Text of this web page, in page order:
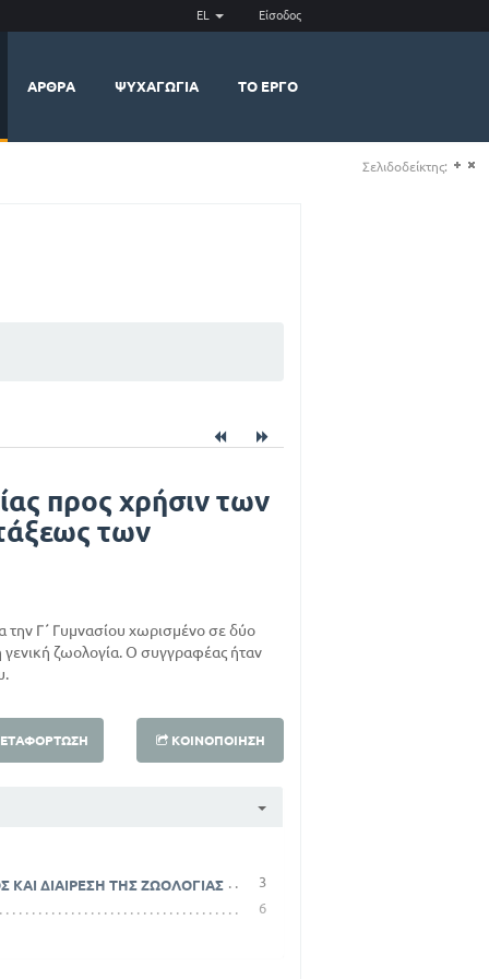
EL Είσοδος
ΆΡΘΡΑ ΨΥΧΑΓΩΓΊΑ ΤΟ ΈΡΓΟ
προς χρήσιν των
των
την Γ΄ Γυμνασίου χωρισμένο σε δύο
γενική ζωολογία. Ο συγγραφέας ήταν
ΚΟΙΝΟΠΟΊΗΣΗ
ΚΑΙ ΔΙΑΙΡΕΣΗ ΤΗΣ ΖΩΟΛΟΓΙΑΣ
3
6
Σελιδοδείκτης: